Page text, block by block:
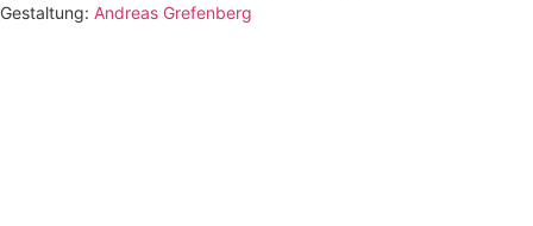
Gestaltung: Andreas Grefenberg